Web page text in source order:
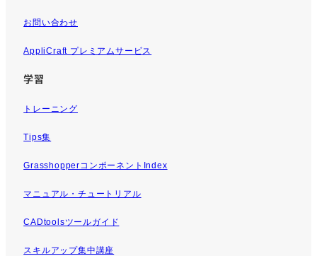
お問い合わせ
AppliCraft プレミアムサービス
学習
トレーニング
Tips集
GrasshopperコンポーネントIndex
マニュアル・チュートリアル
CADtoolsツールガイド
スキルアップ集中講座